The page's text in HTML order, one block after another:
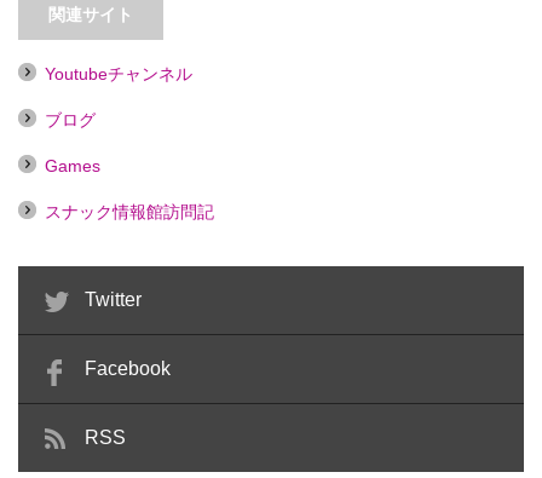
煙目的店】
関連サイト
Youtubeチャンネル
ブログ
Games
スナック情報館訪問記
Twitter
Facebook
RSS